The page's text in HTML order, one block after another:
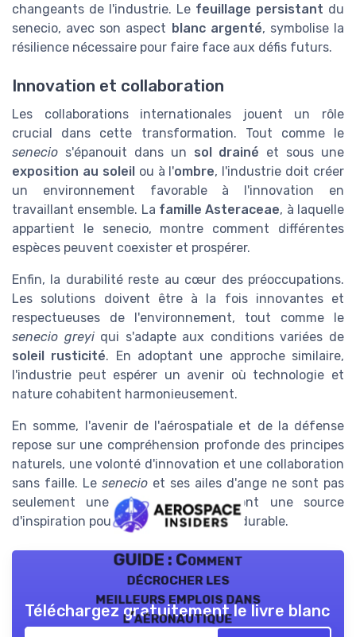
changeants de l'industrie. Le feuillage persistant du
senecio, avec son aspect blanc argenté, symbolise la
résilience nécessaire pour faire face aux défis futurs.
Innovation et collaboration
Les collaborations internationales jouent un rôle
crucial dans cette transformation. Tout comme le
senecio s'épanouit dans un sol drainé et sous une
exposition au soleil ou à l'ombre, l'industrie doit créer
un environnement favorable à l'innovation en
travaillant ensemble. La famille Asteraceae, à laquelle
appartient le senecio, montre comment différentes
espèces peuvent coexister et prospérer.
Enfin, la durabilité reste au cœur des préoccupations.
Les solutions doivent être à la fois innovantes et
respectueuses de l'environnement, tout comme le
senecio greyiqui s'adapte aux conditions variées de
soleil rusticité. En adoptant une approche similaire,
l'industrie peut espérer un avenir où technologie et
nature cohabitent harmonieusement.
En somme, l'avenir de l'aérospatiale et de la défense
repose sur une compréhension profonde des principes
naturels, une volonté d'innovation et une collaboration
sans faille. Le senecio et ses ailes d'ange ne sont pas
seulement une métaphore ; ils sont une source
d'inspiration pour un avenir brillant et durable.
GUIDE : Comment
décrocher les
meilleurs emplois dans
l’aéronautique
Téléchargez gratuitement le livre blanc